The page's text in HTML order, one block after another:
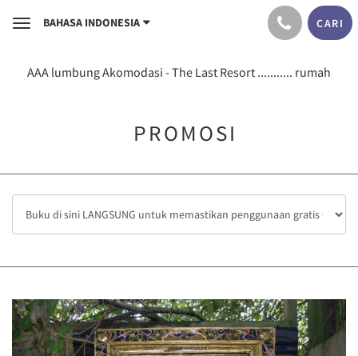
ToggleBAHASA INDONESIA CARI
AAA lumbung Akomodasi - The Last Resort ........... rumah
PROMOSI
Previous Next